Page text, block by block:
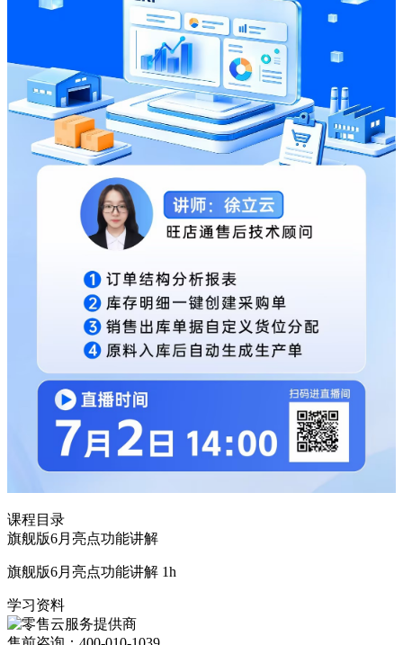
课程目录
旗舰版6月亮点功能讲解
旗舰版6月亮点功能讲解 1h
学习资料